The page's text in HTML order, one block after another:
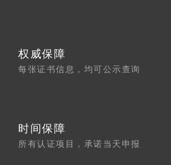
权威保障
每张证书信息，均可公示查询
时间保障
所有认证项目，承诺当天申报